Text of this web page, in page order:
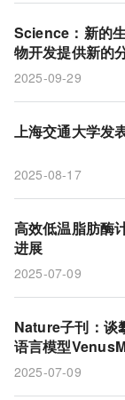
Science：新的
物开发提供新的
2025-09-29
上海交通大学发
2025-08-17
高效低温脂肪酶
进展
2025-07-09
Nature子刊：谈
语言模型
PET水解酶
2025-07-09